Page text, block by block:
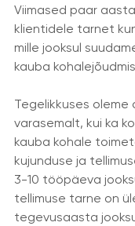
Viimased paar
klientidele tarnet
mille jooksul
kauba
Tegelikkuses oleme
varasemalt, kui ka
kauba kohale
kujunduse ja
3-10 tööpäeva
tellimuse tarne on
tegevusaasta